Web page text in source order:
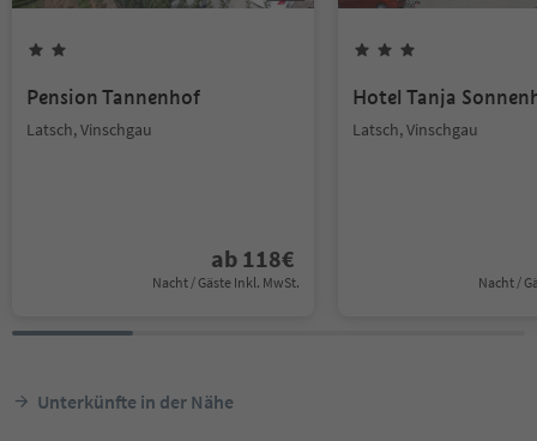
Pension Tannenhof
Latsch, Vinschgau
ab 118€
Nacht / Gäste Inkl. MwSt.
Hotel Tanja
Latsch, Vinschgau
Nacht /
Unterkünfte in der Nähe